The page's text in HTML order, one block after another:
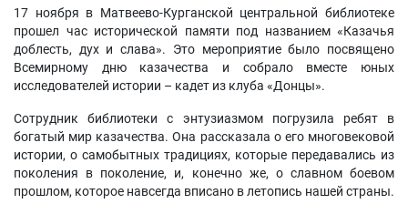
17 ноября в Матвеево-Курганской центральной библиотеке
прошел час исторической памяти под названием «Казачья
доблесть, дух и слава». Это мероприятие было посвящено
Всемирному дню казачества и собрало вместе юных
исследователей истории – кадет из клуба «Донцы».
Сотрудник библиотеки с энтузиазмом погрузила ребят в
богатый мир казачества. Она рассказала о его многовековой
истории, о самобытных традициях, которые передавались из
поколения в поколение, и, конечно же, о славном боевом
прошлом, которое навсегда вписано в летопись нашей страны.